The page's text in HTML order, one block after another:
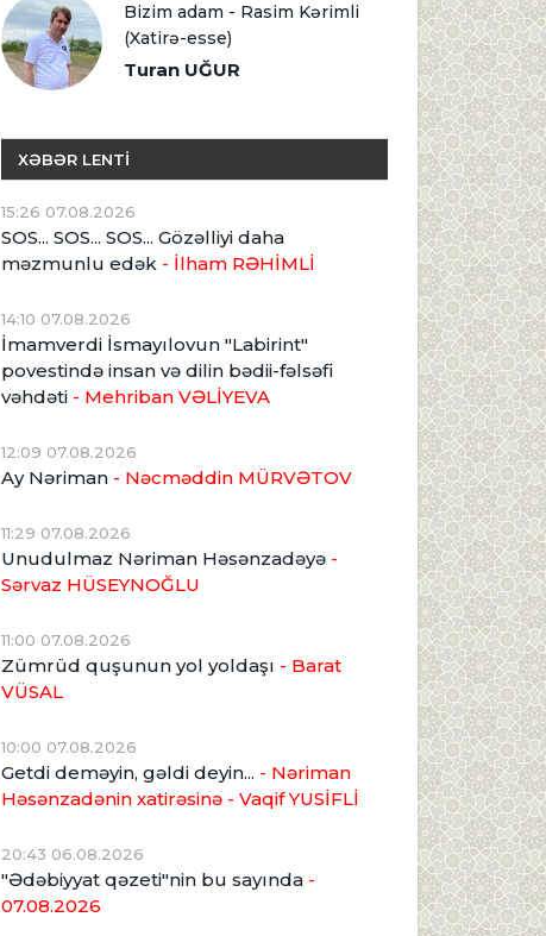
Bizim adam - Rasim Kərimli
(Xatirə-esse)
Turan UĞUR
XƏBƏR LENTİ
15:26 07.08.2026
SOS... SOS... SOS... Gözəlliyi daha
məzmunlu edək - İlham RƏHİMLİ
14:10 07.08.2026
İmamverdi İsmayılovun "Labirint"
povestində insan və dilin bədii-fəlsəfi
vəhdəti - Mehriban VƏLİYEVA
12:09 07.08.2026
Ay Nəriman - Nəcməddin MÜRVƏTOV
11:29 07.08.2026
Unudulmaz Nəriman Həsənzadəyə -
Sərvaz HÜSEYNOĞLU
11:00 07.08.2026
Zümrüd quşunun yol yoldaşı - Barat
VÜSAL
10:00 07.08.2026
Getdi deməyin, gəldi deyin... - Nəriman
Həsənzadənin xatirəsinə - Vaqif YUSİFLİ
20:43 06.08.2026
"Ədəbiyyat qəzeti"nin bu sayında -
07.08.2026